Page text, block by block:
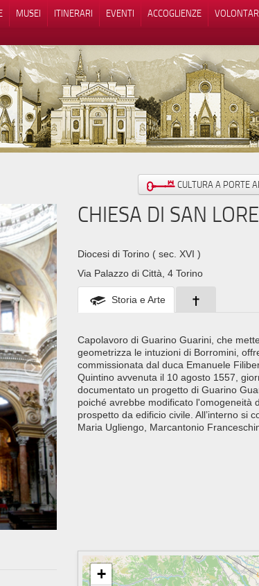
MUSEI ITINERARI EVENTI ACCOGLIENZE
CULTURA A PORTE
CHIESA DI SAN
Diocesi di Torino ( sec. XVI )
Via Palazzo di Città, 4 Torino
Storia e Arte
Capolavoro di Guarino Guarini, che
geometrizza le intuzioni di Borromini,
commissionata dal duca Emanuele
Quintino avvenuta il 10 agosto 1557,
documentato un progetto di Guarino
poiché avrebbe modificato l'omogeneità
prospetto da edificio civile. All’interno si
Maria Ugliengo, Marcantonio
+
Le tue preferenze relative alla